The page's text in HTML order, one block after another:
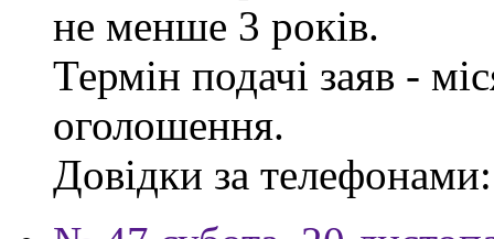
не менше 3 років.
Термін подачі заяв -
оголошення.
Довідки за